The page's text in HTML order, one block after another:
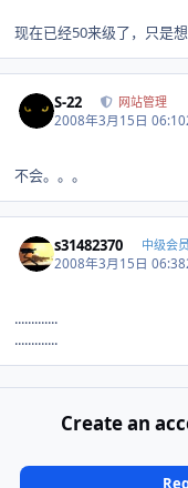
现在已经50来级了，只是
S-22 网站管理
2008年3月15日 06:10
不会。。。
s31482370 中级会员
2008年3月15日 06:38
.............
.............
Create an